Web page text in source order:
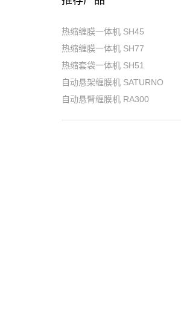
热缩缠膜一体机 SH45
热缩缠膜一体机 SH77
热缩套袋一体机 SH51
自动悬架缠膜机 SATURNO
自动悬臂缠膜机 RA300